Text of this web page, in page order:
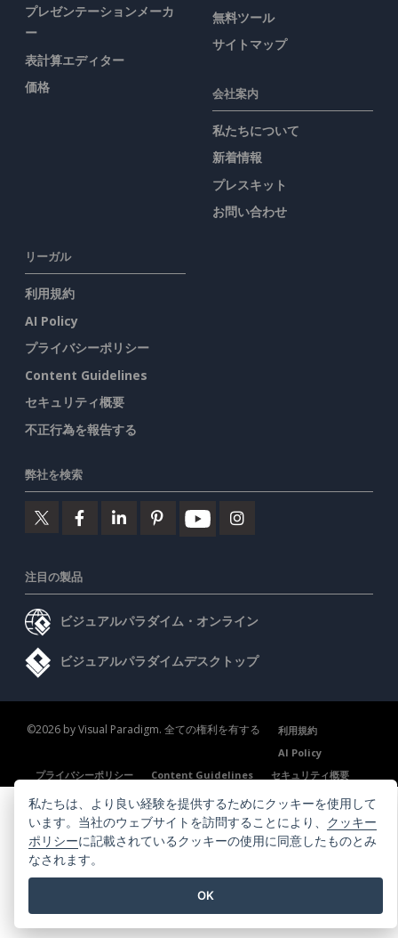
プレゼンテーションメーカ
ー
表計算エディター
価格
無料ツール
サイトマップ
会社案内
私たちについて
新着情報
プレスキット
お問い合わせ
リーガル
利用規約
AI Policy
プライバシーポリシー
Content Guidelines
セキュリティ概要
不正行為を報告する
弊社を検索
注目の製品
ビジュアルパラダイム・オンライン
ビジュアルパラダイムデスクトップ
©2026 by Visual Paradigm. 全ての権利を有する
利用規約
AI Policy
プライバシーポリシー
Content Guidelines セキュリティ概要
私たちは、より良い経験を提供するためにクッキーを使用して
います。当社のウェブサイトを訪問することにより、 クッキー
ポリシーに記載されているクッキーの使用に同意したものとみ
なされます。
OK